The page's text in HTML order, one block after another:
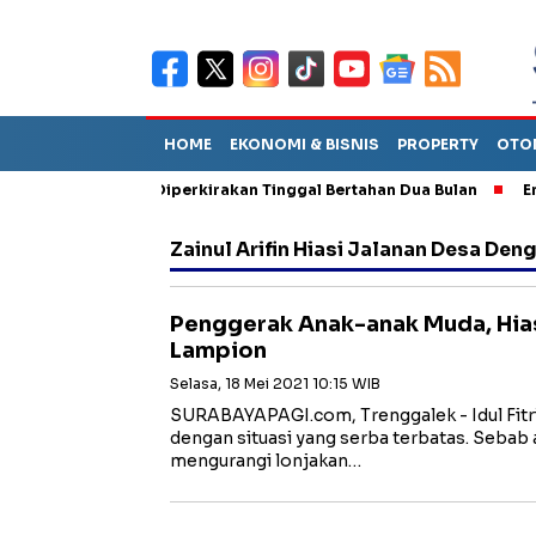
HOME EKONOMI & BISNIS PROPERTY
Sebut TPA Diperkirakan Tinggal Bertahan Dua Bulan
Zainul Arifin Hiasi Jalanan Desa
Penggerak Anak-anak Muda,
Lampion
Selasa, 18 Mei 2021 10:15 WIB
SURABAYAPAGI.com, Trenggalek - Idul
dengan situasi yang serba terbatas. Sebab
mengurangi lonjakan…